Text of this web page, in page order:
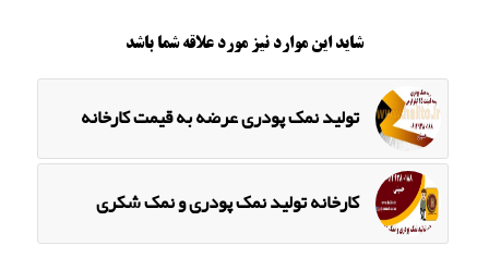
شاید این موارد نیز مورد علاقه شما باشد
تولید نمک پودری عرضه به قیمت کارخانه
کارخانه تولید نمک پودری و نمک شکری